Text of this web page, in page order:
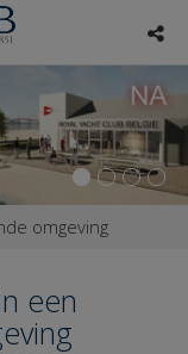
omgeving
een